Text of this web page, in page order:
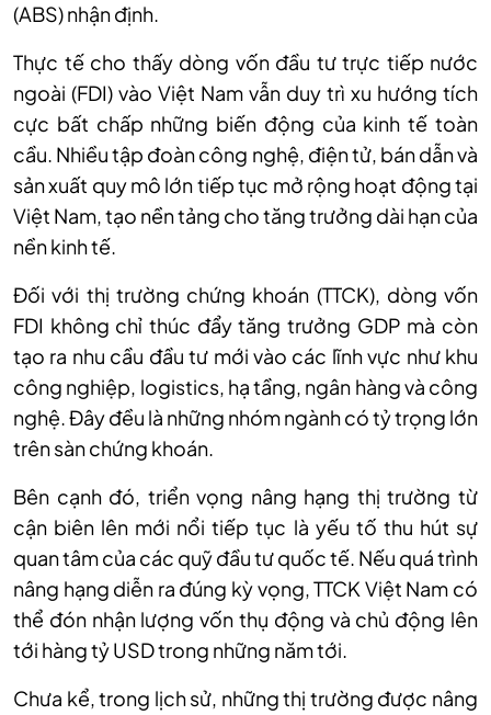
(ABS) nhận định.
Thực tế cho thấy dòng vốn đầu tư trực tiếp nước
ngoài (FDI) vào Việt Nam vẫn duy trì xu hướng tích
cực bất chấp những biến động của kinh tế toàn
cầu. Nhiều tập đoàn công nghệ, điện tử, bán dẫn và
sản xuất quy mô lớn tiếp tục mở rộng hoạt động tại
Việt Nam, tạo nền tảng cho tăng trưởng dài hạn của
nền kinh tế.
Đối với thị trường chứng khoán (TTCK), dòng vốn
FDI không chỉ thúc đẩy tăng trưởng GDP mà còn
tạo ra nhu cầu đầu tư mới vào các lĩnh vực như khu
công nghiệp, logistics, hạ tầng, ngân hàng và công
nghệ. Đây đều là những nhóm ngành có tỷ trọng lớn
trên sàn chứng khoán.
Bên cạnh đó, triển vọng nâng hạng thị trường từ
cận biên lên mới nổi tiếp tục là yếu tố thu hút sự
quan tâm của các quỹ đầu tư quốc tế. Nếu quá trình
nâng hạng diễn ra đúng kỳ vọng, TTCK Việt Nam có
thể đón nhận lượng vốn thụ động và chủ động lên
tới hàng tỷ USD trong những năm tới.
Chưa kể,trong lịch sử, những thị trường được nâng